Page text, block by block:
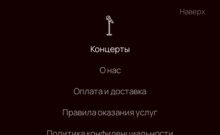
Наверх
Концерты
О нас
Оплата и доставка
Правила оказания услуг